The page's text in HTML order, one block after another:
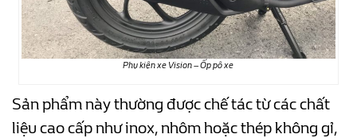
Phụ kiện xe Vision – Ốp pô xe
Sản phẩm này thường được chế tác từ các chất
liệu cao cấp như inox, nhôm hoặc thép không gỉ,